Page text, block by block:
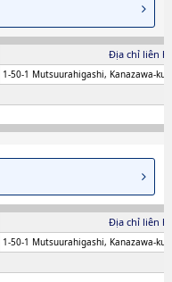
Địa chỉ liên
1-50-1 Mutsuurahigashi, Kanazawa-
Địa chỉ liên
1-50-1 Mutsuurahigashi, Kanazawa-